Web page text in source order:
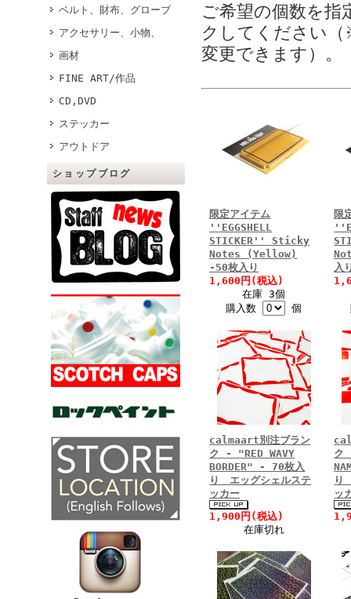
ベルト、財布、グローブ
アクセサリー、小物、
画材
FINE ART/作品
CD,DVD
ステッカー
アウトドア
ショップブログ
ご希望の個数を
クしてください
変更できます）。
限定アイテム
''EGGSHELL
STICKER'' Sticky
Notes (Yellow)
-50枚入り
1,600円(税込)
在庫 3個
購入数
個
限
入
calmaart別注ブラン
ク - "RED WAVY
BORDER" - 70枚入
り エッグシェルステ
ッカー
1,900円(税込)
在庫切れ
ク
り
ッ